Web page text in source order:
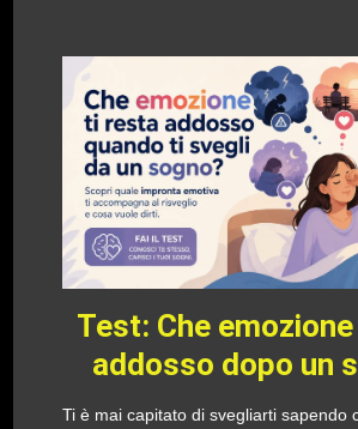
Test: Che
addosso dopo un
Ti è mai capitato di svegliarti sapendo